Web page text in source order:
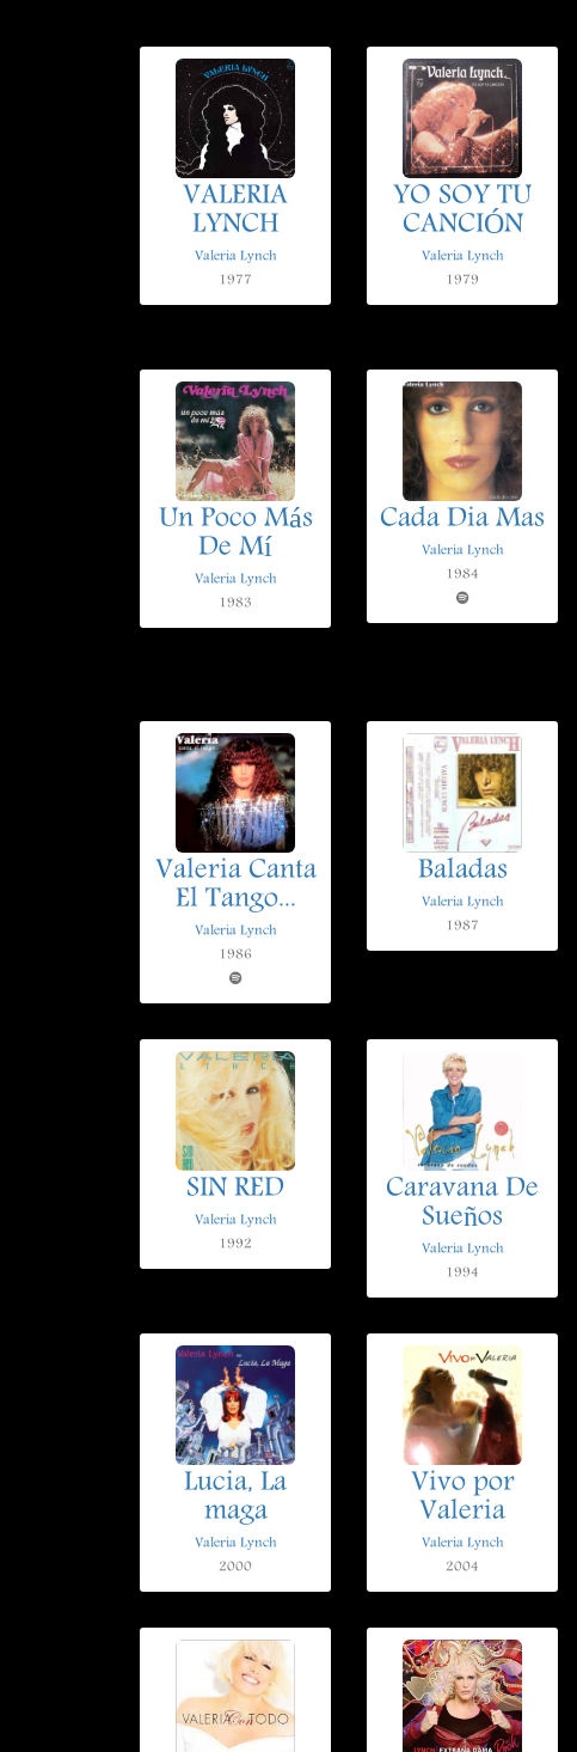
VALERIA
LYNCH
Valeria Lynch
1977
YO SOY TU
CANCIÓN
Valeria Lynch
1979
Un Poco Más
De Mí
Valeria Lynch
1983
Cada Dia Mas
Valeria Lynch
1984
Valeria Canta
El Tango...
Valeria Lynch
1986
Baladas
Valeria Lynch
1987
SIN RED
Valeria Lynch
1992
Caravana De
Sueños
Valeria Lynch
1994
Lucia, La
maga
Valeria Lynch
2000
Vivo por
Valeria
Valeria Lynch
2004